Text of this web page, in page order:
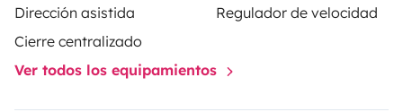
Dirección asistida
Regulador de velocidad
Cierre centralizado
Ver todos los equipamientos